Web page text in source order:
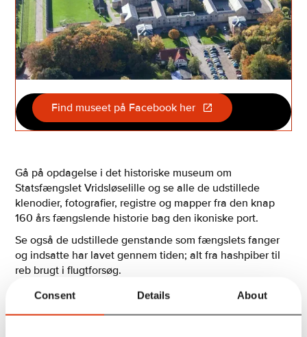
Consent Details About
Find museet på Facebook her
Gå på opdagelse i det historiske museum om
Statsfængslet Vridsløselille og se alle de udstillede
klenodier, fotografier, registre og mapper fra den knap
160 års fængslende historie bag den ikoniske port.
Se også de udstillede genstande som fængslets fanger
og indsatte har lavet gennem tiden; alt fra hashpiber til
reb brugt i flugtforsøg.
Museets kustoder består af fængslets tidligere ansatte